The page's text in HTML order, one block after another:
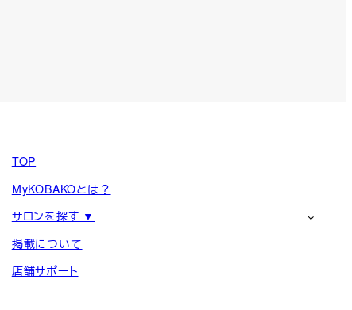
TOP
MyKOBAKOとは？
サロンを探す ▼
掲載について
店舗サポート